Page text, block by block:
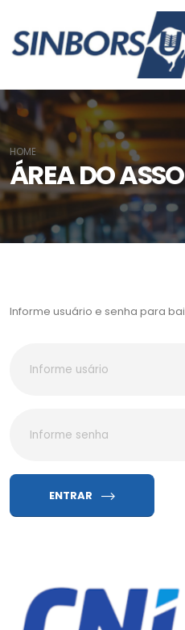
ÁREA DO
HOME
Informe usuário e senha para
ENTRAR